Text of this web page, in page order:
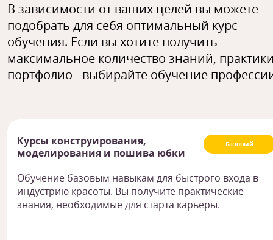
В зависимости от ваших целей вы можете
подобрать для себя оптимальный курс
обучения. Если вы хотите получить
максимальное количество знаний,
портфолио - выбирайте обучение
Базовый
Курсы конструирования,
моделирования и пошива юбки
Обучение базовым навыкам для быстрого входа в
индустрию красоты. Вы получите практические
знания, необходимые для старта карьеры.